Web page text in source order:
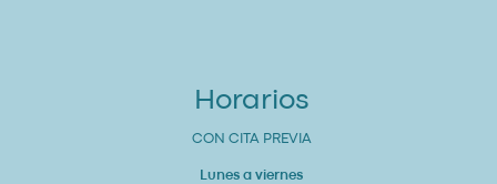
Horarios
CON CITA PREVIA
Lunes a viernes